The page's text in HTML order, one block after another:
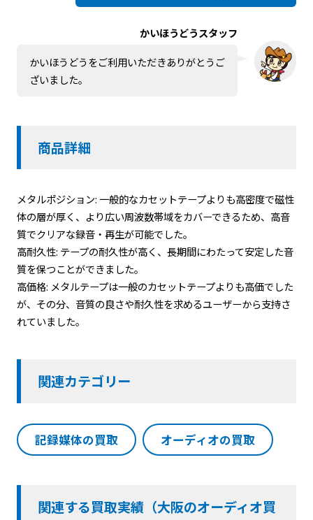
かいほうどうスタッフ
かいほうどうをご利用いただきありがとうご
ざいました。
商品詳細
メタルポジション: 一般的なカセットテープよりも高密度で磁性
体の層が厚く、より広い周波数帯域をカバーできるため、高音
質でクリアな録音・再生が可能でした。
高耐久性: テープの耐久性が高く、長期間にわたって安定した音
質を保つことができました。
高価格: メタルテープは一般のカセットテープよりも高価でした
が、その分、音質の良さや耐久性を求めるユーザーから支持さ
れていました。
関連カテゴリー
記録媒体の買取 オーディオの買取
関連する買取実績（大阪のオーディオ買